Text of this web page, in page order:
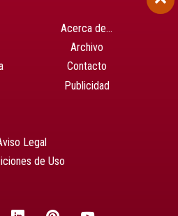
Acerca de…
Archivo
Contacto
Publicidad
Legal
de Uso